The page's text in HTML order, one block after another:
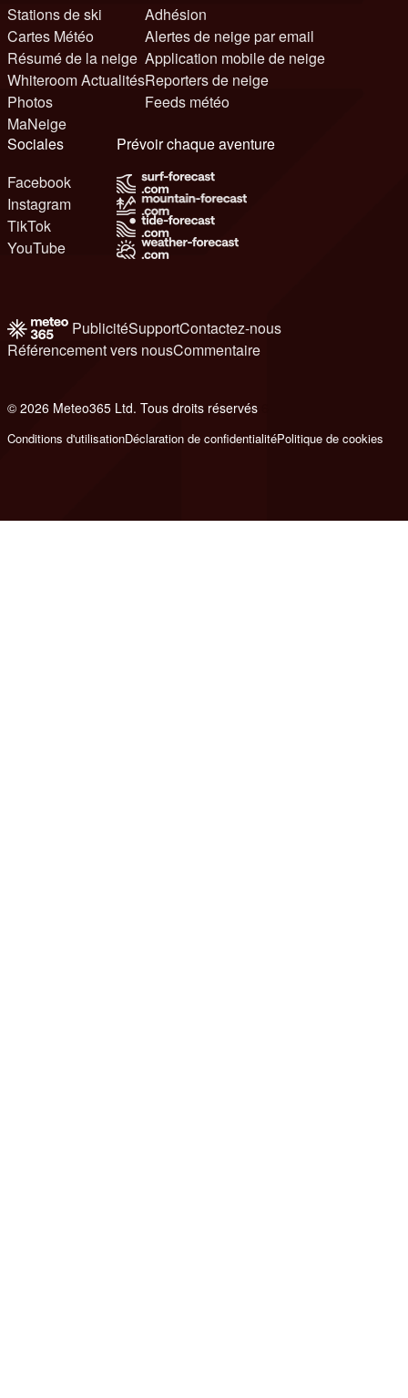
Stations de ski
Cartes Météo
Résumé de la neige
Whiteroom Actualités
Photos
MaNeige
Adhésion
Alertes de neige par email
Application mobile de neige
Reporters de neige
Feeds météo
Sociales
Facebook
Instagram
TikTok
YouTube
Prévoir chaque aventure
PublicitéSupportContactez-nous
Référencement vers nousCommentaire
© 2026 Meteo365 Ltd. Tous droits réservés
Conditions d'utilisationDéclaration de confidentialitéPolitique de cookies